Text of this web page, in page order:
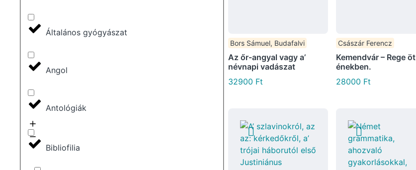
Általános gyógyászat
Angol
Antológiák
Bibliofilia
Bors Sámuel, Budafalvi
Az őr-angyal vagy a’
névnapi vadászat
32900 Ft
Császár Ferencz
Kemendvár – Rege öt
énekben.
28000 Ft